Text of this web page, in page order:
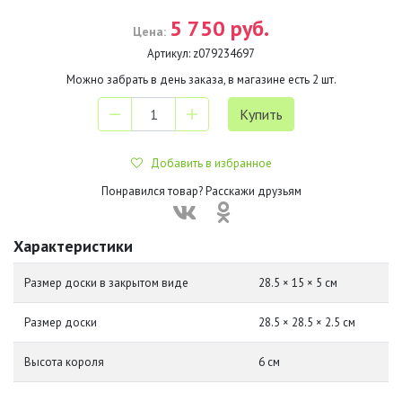
Цена: 5 750 руб.
Артикул: z079234697
Можно забрать в день заказа, в магазине есть 2 шт.
Добавить в избранное
Понравился товар? Расскажи друзьям
Характеристики
Размер доски в закрытом виде 28.5 × 15 × 5 см
Размер доски 28.5 × 28.5 × 2.5 см
Высота короля 6 см